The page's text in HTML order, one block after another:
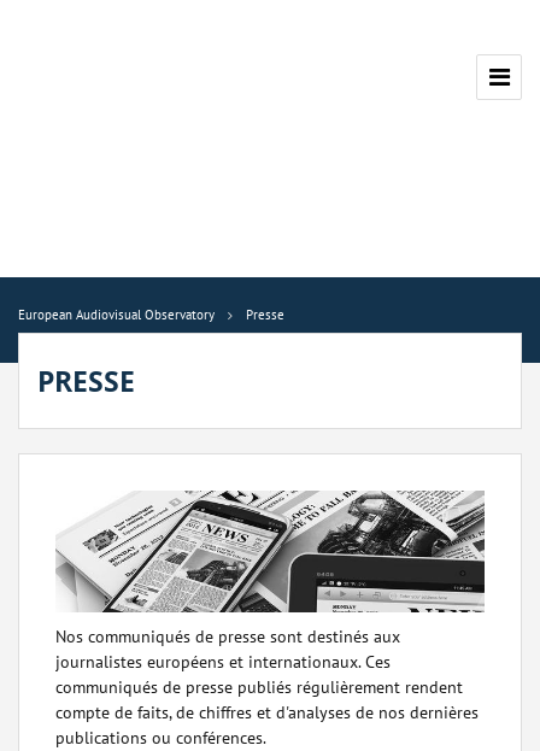
European Audiovisual Observatory Presse
PRESSE
Nos communiqués de presse sont destinés aux
journalistes européens et internationaux. Ces
communiqués de presse publiés régulièrement rendent
compte de faits, de chiffres et d'analyses de nos dernières
publications ou conférences.